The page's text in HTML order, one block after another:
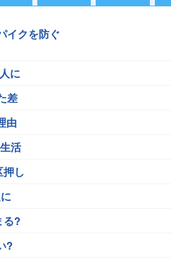
イクを防ぐ
に
差
由
活
し
る?
?